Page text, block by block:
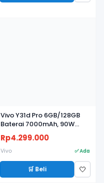
Vivo Y31d Pro 6GB/128GB
Baterai 7000mAh, 90W
FlashCharge, Kamera 50MP
Rp4.299.000
Vivo ✅ Ada
🛒 Beli 🤍